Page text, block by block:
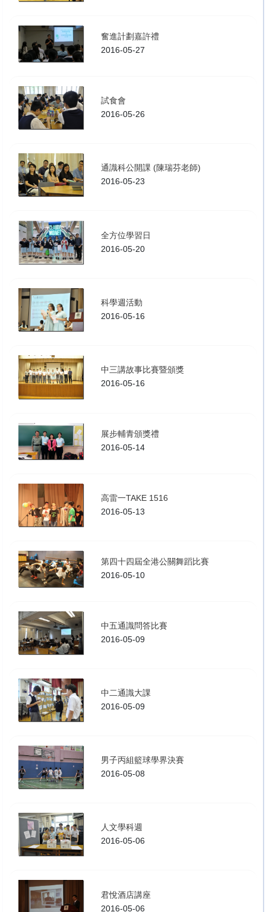
奮進計劃嘉許禮
2016-05-27
試食會
2016-05-26
通識科公開課 (陳瑞芬老師)
2016-05-23
全方位學習日
2016-05-20
科學週活動
2016-05-16
中三講故事比賽暨頒獎
2016-05-16
展步輔青頒獎禮
2016-05-14
高雷一TAKE 1516
2016-05-13
第四十四屆全港公關舞蹈比賽
2016-05-10
中五通識問答比賽
2016-05-09
中二通識大課
2016-05-09
男子丙組籃球學界決賽
2016-05-08
人文學科週
2016-05-06
君悅酒店講座
2016-05-06